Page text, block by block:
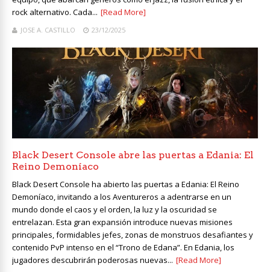
rock alternativo. Cada... [Read More]
JOSE A. CASTILLO 23/12/2025
Black Desert Console abre las puertas a Edania: El
Reino Demoníaco
Black Desert Console ha abierto las puertas a Edania: El Reino
Demoníaco, invitando a los Aventureros a adentrarse en un
mundo donde el caos y el orden, la luz y la oscuridad se
entrelazan. Esta gran expansión introduce nuevas misiones
principales, formidables jefes, zonas de monstruos desafiantes y
contenido PvP intenso en el “Trono de Edana”. En Edania, los
jugadores descubrirán poderosas nuevas... [Read More]